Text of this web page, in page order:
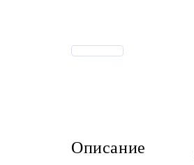
Описание